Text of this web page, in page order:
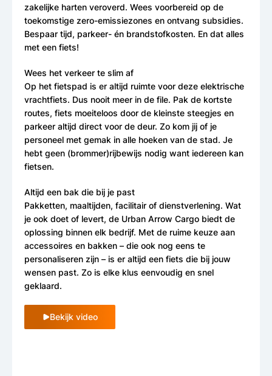
zakelijke harten veroverd. Wees voorbereid op de
toekomstige zero-emissiezones en ontvang subsidies.
Bespaar tijd, parkeer- én brandstofkosten. En dat alles
met een fiets!
Wees het verkeer te slim af
Op het fietspad is er altijd ruimte voor deze elektrische
vrachtfiets. Dus nooit meer in de file. Pak de kortste
routes, fiets moeiteloos door de kleinste steegjes en
parkeer altijd direct voor de deur. Zo kom jij of je
personeel met gemak in alle hoeken van de stad. Je
hebt geen (brommer)rijbewijs nodig want iedereen kan
fietsen.
Altijd een bak die bij je past
Pakketten, maaltijden, facilitair of dienstverlening. Wat
je ook doet of levert, de Urban Arrow Cargo biedt de
oplossing binnen elk bedrijf. Met de ruime keuze aan
accessoires en bakken – die ook nog eens te
personaliseren zijn – is er altijd een fiets die bij jouw
wensen past. Zo is elke klus eenvoudig en snel
geklaard.
Bekijk video